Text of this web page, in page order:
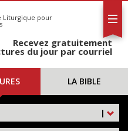
Liturgique pour
Recevez gratuitement
du jour par courriel
LA BIBLE
|